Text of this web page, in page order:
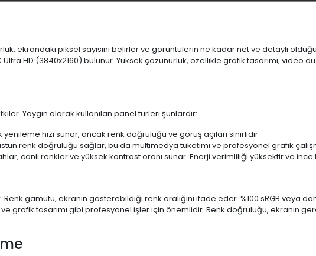
ekrandaki piksel sayısını belirler ve görüntülerin ne kadar net ve detaylı
Ultra HD (3840x2160) bulunur. Yüksek çözünürlük, özellikle grafik tasarımı,
Yaygın olarak kullanılan panel türleri şunlardır:
yenileme hızı sunar, ancak renk doğruluğu ve görüş açıları sınırlıdır.
renk doğruluğu sağlar, bu da multimedya tüketimi ve profesyonel grafik
canlı renkler ve yüksek kontrast oranı sunar. Enerji verimliliği yüksektir ve
gamutu, ekranın gösterebildiği renk aralığını ifade eder. %100 sRGB veya
grafik tasarımı gibi profesyonel işler için önemlidir. Renk doğruluğu, ekranın